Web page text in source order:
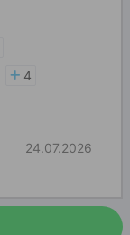
4
24.07.2026